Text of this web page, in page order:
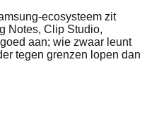
zit
Notes, Clip Studio,
aan; wie zwaar leunt
tegen grenzen lopen dan